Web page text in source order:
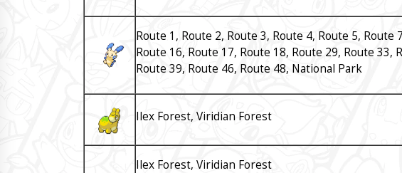
Route 1, Route 2, Route 3, Route 4, Route 5, Route
Route 16, Route 17, Route 18, Route 29, Route 33,
Route 39, Route 46, Route 48, National Park
Ilex Forest, Viridian Forest
Ilex Forest, Viridian Forest